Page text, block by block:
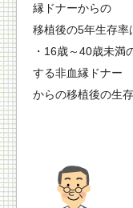
縁ドナーからの
移植後の5年生存率
・16歳～40歳未満
する非血縁ドナー
からの移植後の生